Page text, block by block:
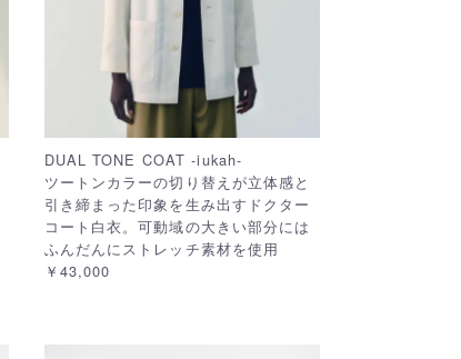
DUAL TONE COAT -iukah-
ツートンカラーの切り替えが立体感と
引き締まった印象を生み出すドクター
コート白衣。可動域の大きい部分には
ふんだんにストレッチ素材を使用
￥43,000